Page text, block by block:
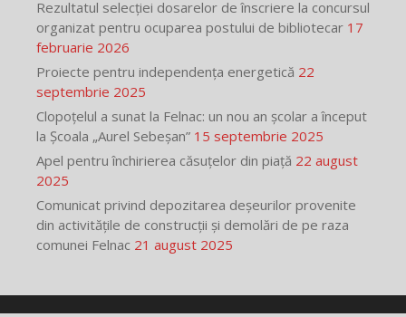
Rezultatul selecției dosarelor de înscriere la concursul
organizat pentru ocuparea postului de bibliotecar 17
februarie 2026
Proiecte pentru independența energetică 22
septembrie 2025
Clopoțelul a sunat la Felnac: un nou an școlar a început
la Școala „Aurel Sebeșan” 15 septembrie 2025
Apel pentru închirierea căsuțelor din piață 22 august
2025
Comunicat privind depozitarea deșeurilor provenite
din activitățile de construcții și demolări de pe raza
comunei Felnac 21 august 2025